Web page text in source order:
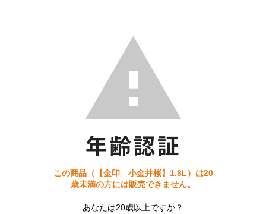
この商品（【金印 小金井桜】1.8L）は20
歳未満の方には販売できません。
あなたは20歳以上ですか？